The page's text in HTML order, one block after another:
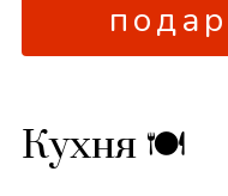
Кухня 🍽